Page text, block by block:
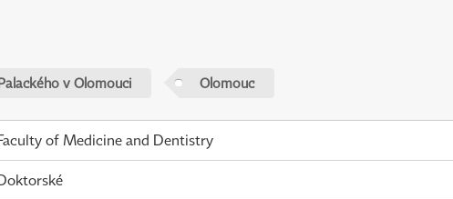
v Olomouci Olomouc
of Medicine and Dentistry